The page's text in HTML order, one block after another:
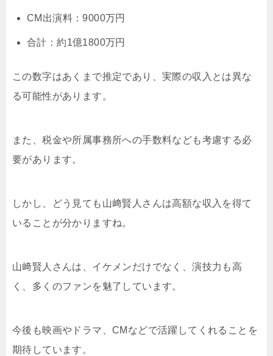
CM出演料：9000万円
合計：約1億1800万円
この数字はあくまで推定であり、実際の収入とは異な
る可能性があります。
また、税金や所属事務所への手数料なども考慮する必
要があります。
しかし、どう見ても山﨑賢人さんは高額な収入を得て
いることが分かりますね。
山﨑賢人さんは、イケメンだけでなく、演技力も高
く、多くのファンを魅了しています。
今後も映画やドラマ、CMなどで活躍してくれることを
期待しています。